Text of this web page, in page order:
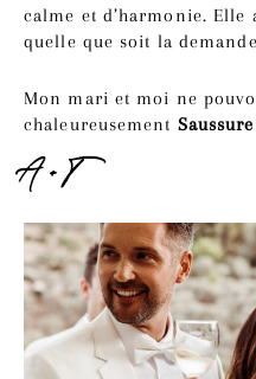
calme et d’harmonie. Elle
quelle que soit la
Mon mari et moi ne
chaleureusement
A + T